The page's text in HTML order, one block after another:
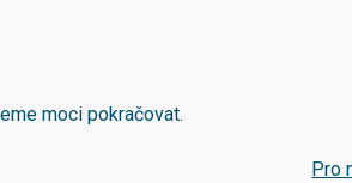
moci pokračovat.
Pro